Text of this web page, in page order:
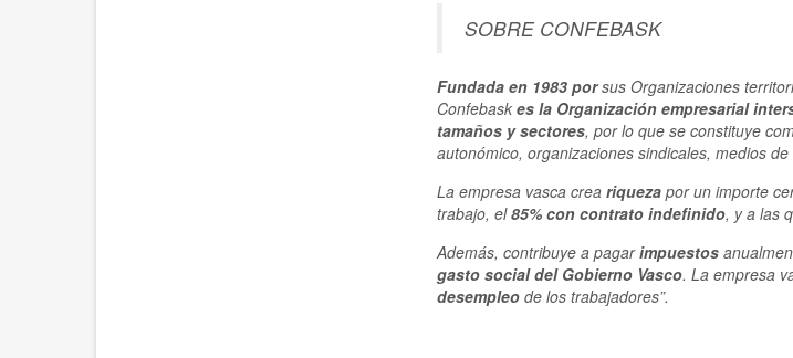
SOBRE CONFEBASK
Fundada en 1983 porsus Organizaciones
Confebask es la Organización empresarial
tamaños y sectores, por lo que se constituye
autonómico, organizaciones sindicales, medios
La empresa vasca crea riqueza por un importe
trabajo, el85% con contrato indefinido, y a las
Además, contribuye a pagarimpuestos
gasto social del Gobierno Vasco. La empresa
desempleode los trabajadores”.